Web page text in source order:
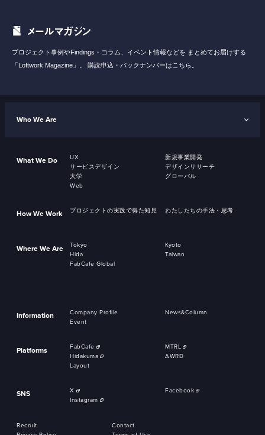
メールマガジン
プロジェクト事例やFindings・コラム、イベント情報などを まとめてお届けする
「Loftwork Magazine」。
購読申込・バックナンバーはこちら。
Who We Are
What We Do UX
新規事業開発
サービスデザイン
デザインリサーチ
大学
グローバル
Web
How We Work プロジェクトの実践で得た知見 わたしたちの手法・思考
Where We Are Tokyo
Kyoto
Hida
Taiwan
FabCafe Global
Information Company Profile
News&Column
Event
Platforms FabCafe
MTRL
Hidakuma
AWRD
Layout
SNS X
Facebook
Instagram
Recruit
Contact